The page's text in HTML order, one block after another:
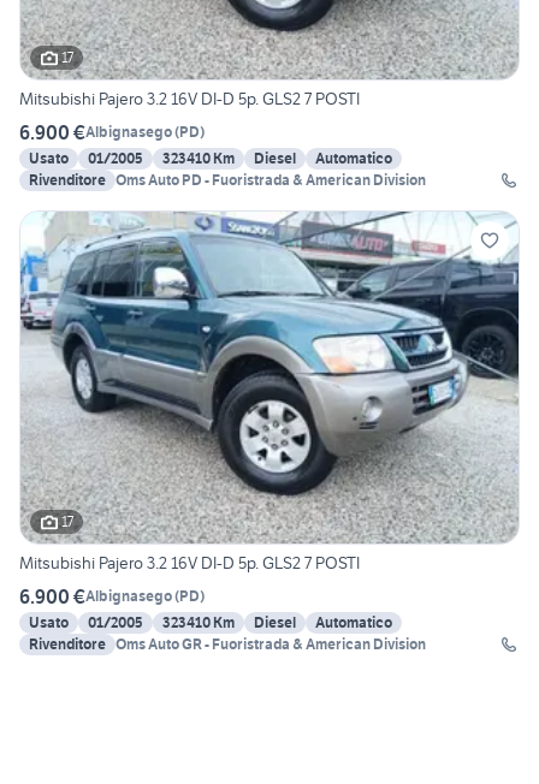
17
Mitsubishi Pajero 3.2 16V DI-D 5p. GLS2 7 POSTI
6.900 €Albignasego(PD)
Usato
01/2005 323410 Km Diesel
Automatico
Rivenditore Oms Auto PD - Fuoristrada & American Division
17
Mitsubishi Pajero 3.2 16V DI-D 5p. GLS2 7 POSTI
6.900 €Albignasego(PD)
Usato
01/2005 323410 Km Diesel
Automatico
Rivenditore Oms Auto GR - Fuoristrada & American Division